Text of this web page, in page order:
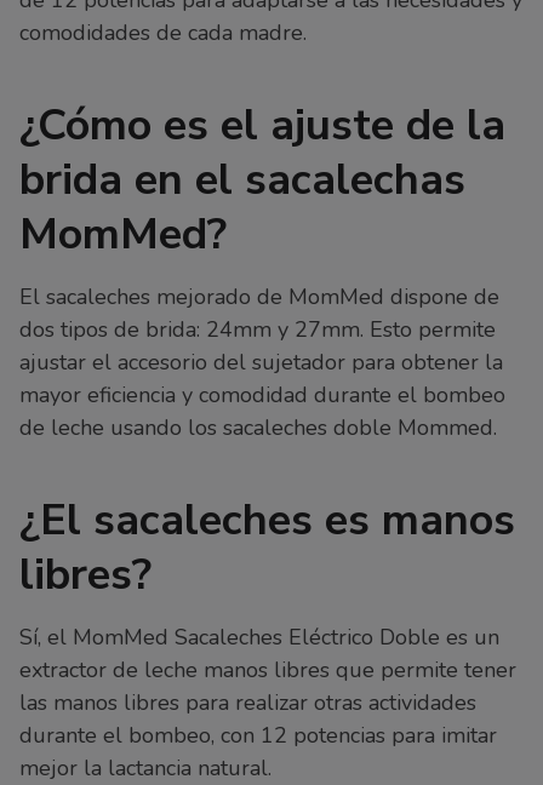
comodidades de cada madre.
¿Cómo es el ajuste de la
brida en el sacalechas
MomMed?
El sacaleches mejorado de MomMed dispone de
dos tipos de brida: 24mm y 27mm. Esto permite
ajustar el accesorio del sujetador para obtener la
mayor eficiencia y comodidad durante el bombeo
de leche usando los sacaleches doble Mommed.
¿El sacaleches es manos
libres?
Sí, el MomMed Sacaleches Eléctrico Doble es un
extractor de leche manos libres que permite tener
las manos libres para realizar otras actividades
durante el bombeo, con 12 potencias para imitar
mejor la lactancia natural.